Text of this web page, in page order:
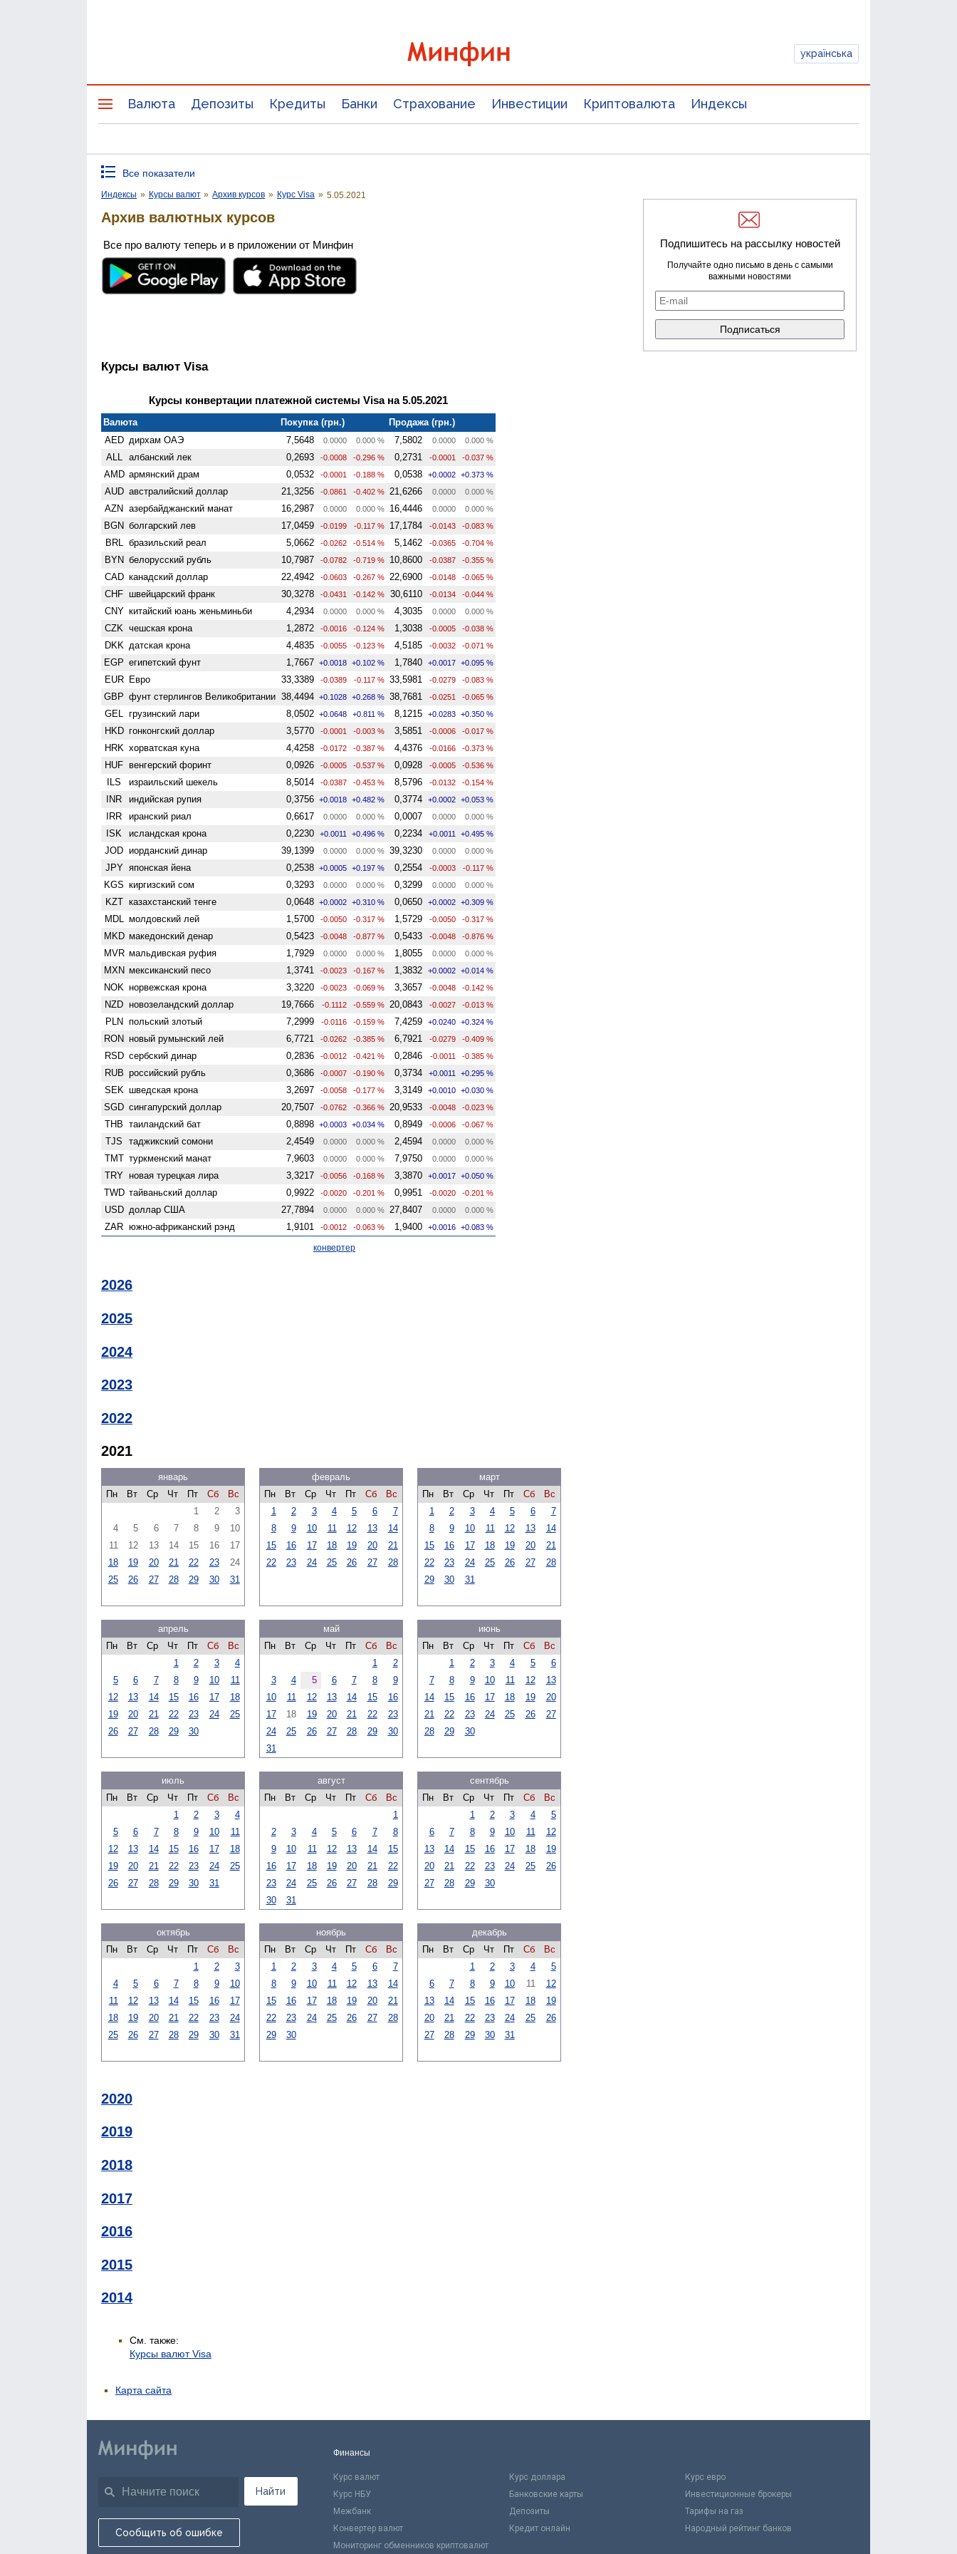
українська
Валюта Депозиты Кредиты Банки Страхование Инвестиции Криптовалюта Индексы
Все показатели
Индексы » Курсы валют » Архив курсов » Курс Visa » 5.05.2021
Архив валютных курсов
Все про валюту теперь и в приложении от Минфин
Курсы валют Visa
Курсы конвертации платежной системы Visa на 5.05.2021
Валюта Покупка (грн.)
Продажа (грн.)
AED дирхам ОАЭ 7,5648 0.0000 0.000 % 7,5802 0.0000 0.000 %
ALL албанский лек 0,2693 -0.0008 -0.296 % 0,2731 -0.0001 -0.037 %
AMD армянский драм 0,0532 -0.0001 -0.188 % 0,0538 +0.0002 +0.373 %
AUD австралийский доллар 21,3256 -0.0861 -0.402 % 21,6266 0.0000 0.000 %
AZN азербайджанский манат 16,2987 0.0000 0.000 % 16,4446 0.0000 0.000 %
BGN болгарский лев 17,0459 -0.0199 -0.117 % 17,1784 -0.0143 -0.083 %
BRL бразильский реал 5,0662 -0.0262 -0.514 % 5,1462 -0.0365 -0.704 %
BYN белорусский рубль 10,7987 -0.0782 -0.719 % 10,8600 -0.0387 -0.355 %
CAD канадский доллар 22,4942 -0.0603 -0.267 % 22,6900 -0.0148 -0.065 %
CHF швейцарский франк 30,3278 -0.0431 -0.142 % 30,6110 -0.0134 -0.044 %
CNY китайский юань женьминьби 4,2934 0.0000 0.000 % 4,3035 0.0000 0.000 %
CZK чешская крона 1,2872 -0.0016 -0.124 % 1,3038 -0.0005 -0.038 %
DKK датская крона 4,4835 -0.0055 -0.123 % 4,5185 -0.0032 -0.071 %
EGP египетский фунт 1,7667 +0.0018 +0.102 % 1,7840 +0.0017 +0.095 %
EUR Евро 33,3389 -0.0389 -0.117 % 33,5981 -0.0279 -0.083 %
GBP фунт стерлингов Велико­британии 38,4494 +0.1028 +0.268 % 38,7681 -0.0251 -0.065 %
GEL грузинский лари 8,0502 +0.0648 +0.811 % 8,1215 +0.0283 +0.350 %
HKD гонконгский доллар 3,5770 -0.0001 -0.003 % 3,5851 -0.0006 -0.017 %
HRK хорватская куна 4,4258 -0.0172 -0.387 % 4,4376 -0.0166 -0.373 %
HUF венгерский форинт 0,0926 -0.0005 -0.537 % 0,0928 -0.0005 -0.536 %
ILS израильский шекель 8,5014 -0.0387 -0.453 % 8,5796 -0.0132 -0.154 %
INR индийская рупия 0,3756 +0.0018 +0.482 % 0,3774 +0.0002 +0.053 %
IRR иранский риал 0,6617 0.0000 0.000 % 0,0007 0.0000 0.000 %
ISK исландская крона 0,2230 +0.0011 +0.496 % 0,2234 +0.0011 +0.495 %
JOD иорданский динар 39,1399 0.0000 0.000 % 39,3230 0.0000 0.000 %
JPY японская йена 0,2538 +0.0005 +0.197 % 0,2554 -0.0003 -0.117 %
KGS киргизский сом 0,3293 0.0000 0.000 % 0,3299 0.0000 0.000 %
KZT казахстанский тенге 0,0648 +0.0002 +0.310 % 0,0650 +0.0002 +0.309 %
MDL молдовский лей 1,5700 -0.0050 -0.317 % 1,5729 -0.0050 -0.317 %
MKD македонский денар 0,5423 -0.0048 -0.877 % 0,5433 -0.0048 -0.876 %
MVR мальдивская руфия 1,7929 0.0000 0.000 % 1,8055 0.0000 0.000 %
MXN мексиканский песо 1,3741 -0.0023 -0.167 % 1,3832 +0.0002 +0.014 %
NOK норвежская крона 3,3220 -0.0023 -0.069 % 3,3657 -0.0048 -0.142 %
NZD ново­зеландский доллар 19,7666 -0.1112 -0.559 % 20,0843 -0.0027 -0.013 %
PLN польский злотый 7,2999 -0.0116 -0.159 % 7,4259 +0.0240 +0.324 %
RON новый румынский лей 6,7721 -0.0262 -0.385 % 6,7921 -0.0279 -0.409 %
RSD сербский динар 0,2836 -0.0012 -0.421 % 0,2846 -0.0011 -0.385 %
RUB российский рубль 0,3686 -0.0007 -0.190 % 0,3734 +0.0011 +0.295 %
SEK шведская крона 3,2697 -0.0058 -0.177 % 3,3149 +0.0010 +0.030 %
SGD сингапурский доллар 20,7507 -0.0762 -0.366 % 20,9533 -0.0048 -0.023 %
THB таиландский бат 0,8898 +0.0003 +0.034 % 0,8949 -0.0006 -0.067 %
TJS таджикский сомони 2,4549 0.0000 0.000 % 2,4594 0.0000 0.000 %
TMT туркменский манат 7,9603 0.0000 0.000 % 7,9750 0.0000 0.000 %
TRY новая турецкая лира 3,3217 -0.0056 -0.168 % 3,3870 +0.0017 +0.050 %
TWD тайваньский доллар 0,9922 -0.0020 -0.201 % 0,9951 -0.0020 -0.201 %
USD доллар США 27,7894 0.0000 0.000 % 27,8407 0.0000 0.000 %
ZAR южно-африканский рэнд 1,9101 -0.0012 -0.063 % 1,9400 +0.0016 +0.083 %
конвертер
2026
2025
2024
2023
2022
2021
январь
Пн
Вт Ср Чт Пт Сб
Вс
1
2
3
4
5 6 7 8 9
10
11
12 13 14 15 16
17
18
19 20 21 22 23
24
25
26 27 28 29 30 31
февраль
Пн
Вт Ср Чт Пт Сб
Вс
1
2 3 4 5 6
7
8
9 10 11 12 13
14
15
16 17 18 19 20
21
22
23 24 25 26 27 28
март
Пн
Вт Ср Чт Пт Сб
Вс
1
2 3 4 5 6
7
8
9 10 11 12 13
14
15
16 17 18 19 20
21
22
23 24 25 26 27
28
29
30 31
апрель
Пн
Вт Ср Чт Пт Сб
Вс
1
2 3
4
5
6 7 8 9 10
11
12
13 14 15 16 17
18
19
20 21 22 23 24
25
26
27 28 29 30
май
Пн
Вт Ср Чт Пт Сб
Вс
1
2
3
4 5 6 7 8
9
10
11 12 13 14 15
16
17
18 19 20 21 22
23
24
25 26 27 28 29
30
31
июнь
Пн
Вт Ср Чт Пт Сб
Вс
1
2 3 4 5
6
7
8 9 10 11 12
13
14
15 16 17 18 19
20
21
22 23 24 25 26
27
28
29 30
июль
Пн
Вт Ср Чт Пт Сб
Вс
1
2 3
4
5
6 7 8 9 10
11
12
13 14 15 16 17
18
19
20 21 22 23 24
25
26
27 28 29 30 31
август
Пн
Вт Ср Чт Пт Сб
Вс
1
2
3 4 5 6 7
8
9
10 11 12 13 14
15
16
17 18 19 20 21
22
23
24 25 26 27 28
29
30
31
сентябрь
Пн
Вт Ср Чт Пт Сб
Вс
1
2 3 4
5
6
7 8 9 10 11
12
13
14 15 16 17 18
19
20
21 22 23 24 25
26
27
28 29 30
октябрь
Пн
Вт Ср Чт Пт Сб
Вс
1
2
3
4
5 6 7 8 9
10
11
12 13 14 15 16
17
18
19 20 21 22 23
24
25
26 27 28 29 30 31
ноябрь
Пн
Вт Ср Чт Пт Сб
Вс
1
2 3 4 5 6
7
8
9 10 11 12 13
14
15
16 17 18 19 20
21
22
23 24 25 26 27
28
29
30
декабрь
Пн
Вт Ср Чт Пт Сб
Вс
1
2 3 4
5
6
7 8 9 10 11
12
13
14 15 16 17 18
19
20
21 22 23 24 25
26
27
28 29 30 31
2020
2019
2018
2017
2016
2015
2014
См. также:
Курсы валют Visa
Подпишитесь на рассылку новостей
Получайте одно письмо в день с самыми
важными новостями
Карта сайта
Найти
Сообщить об ошибке
Финансы
Курс валют Курс доллара
Курс евро
Курс НБУ
Банковские карты
Инвестиционные брокеры
Межбанк
Депозиты
Тарифы на газ
Конвертер валют
Кредит онлайн
Народный рейтинг банков
Мониторинг обменников криптовалют